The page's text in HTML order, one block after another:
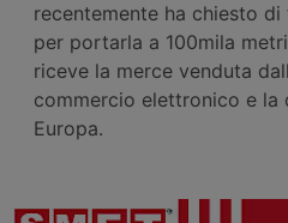
recentemente ha chiesto
per portarla a 100mila
riceve la merce venduta
commercio elettronico e la
Europa.